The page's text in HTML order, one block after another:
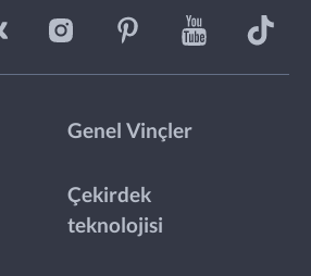
Genel Vinçler
Çekirdek
teknolojisi